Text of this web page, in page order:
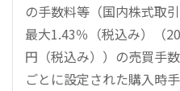
の手数料等（国内株式取
最大1.43％（税込み）（
円（税込み））の売買手
ごとに設定された購入時